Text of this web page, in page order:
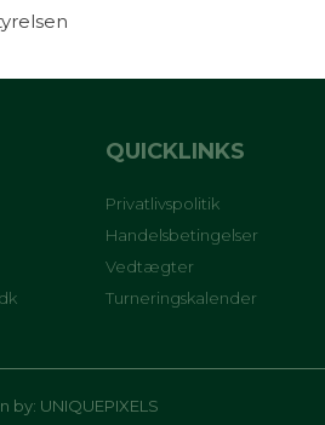
QUICKLINKS
Privatlivspolitik
Handelsbetingelser
Vedtægter
Turneringskalender
by: UNIQUEPIXELS